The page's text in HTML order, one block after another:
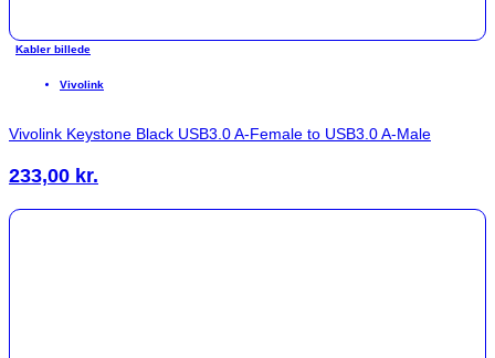
Kabler billede
Vivolink
Vivolink Keystone Black USB3.0 A-Female to USB3.0 A-Male
233,00 kr.